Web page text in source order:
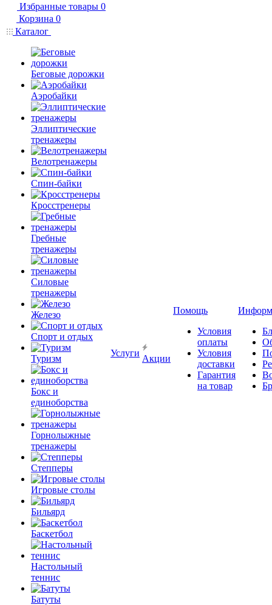
Избранные товары 0
Корзина 0
Каталог
Беговые дорожки
Аэробайки
Эллиптические
тренажеры
Велотренажеры
Спин-байки
Кросстренеры
Гребные
тренажеры
Силовые
тренажеры
Железо
Спорт и отдых
Туризм
Бокс и
единоборства
Горнолыжные
тренажеры
Степперы
Игровые столы
Бильярд
Баскетбол
Настольный
теннис
Батуты
Услуги
Акции
Помощь
Условия
оплаты
Условия
доставки
Гарантия
на товар